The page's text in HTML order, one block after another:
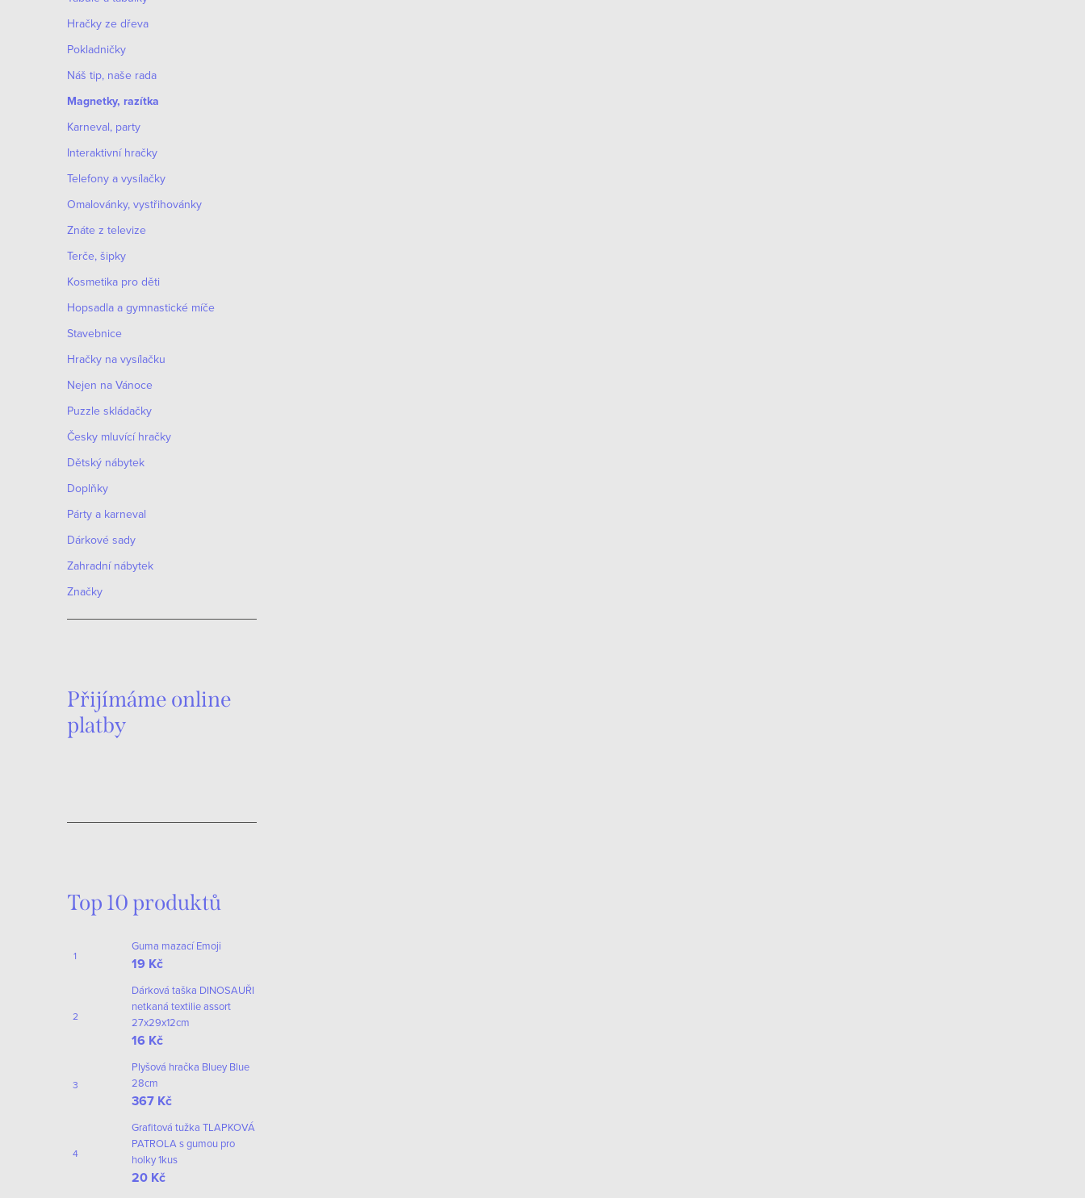
Hračky ze dřeva
Pokladničky
Náš tip, naše rada
Magnetky, razítka
Karneval, party
Interaktivní hračky
Telefony a vysílačky
Omalovánky, vystřihovánky
Znáte z televize
Terče, šipky
Kosmetika pro děti
Hopsadla a gymnastické míče
Stavebnice
Hračky na vysílačku
Nejen na Vánoce
Puzzle skládačky
Česky mluvící hračky
Dětský nábytek
Doplňky
Párty a karneval
Dárkové sady
Zahradní nábytek
Značky
Přijímáme online
platby
Top 10 produktů
Guma mazací Emoji
19 Kč
Dárková taška DINOSAUŘI
netkaná textilie assort
27x29x12cm
16 Kč
Plyšová hračka Bluey Blue
28cm
367 Kč
Grafitová tužka TLAPKOVÁ
PATROLA s gumou pro
holky 1kus
20 Kč